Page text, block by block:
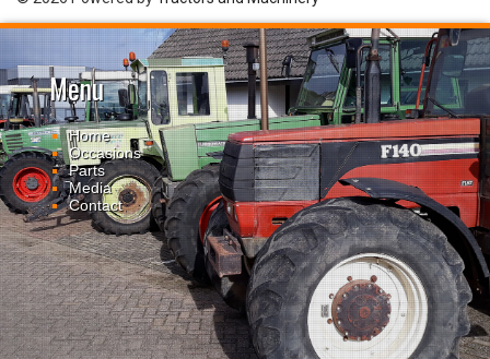
Menu
Home
Occasions
Parts
Media
Contact